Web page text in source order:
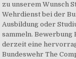
zu unserem Wunsch
Wehrdienst bei der
Ausbildung oder
sammeln.
derzeit eine
Bundeswehr The